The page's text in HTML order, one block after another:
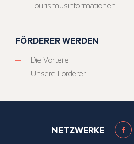
Tourismusinformationen
FÖRDERER WERDEN
Die Vorteile
Unsere Förderer
NETZWERKE